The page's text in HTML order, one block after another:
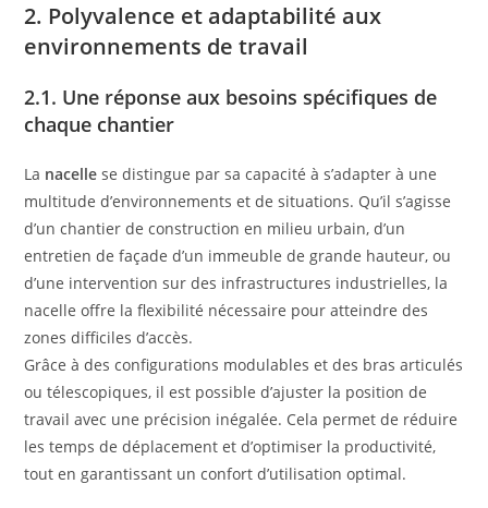
2. Polyvalence et adaptabilité aux
environnements de travail
2.1. Une réponse aux besoins spécifiques de
chaque chantier
La nacelle se distingue par sa capacité à s’adapter à une
multitude d’environnements et de situations. Qu’il s’agisse
d’un chantier de construction en milieu urbain, d’un
entretien de façade d’un immeuble de grande hauteur, ou
d’une intervention sur des infrastructures industrielles, la
nacelle offre la flexibilité nécessaire pour atteindre des
zones difficiles d’accès.
Grâce à des configurations modulables et des bras articulés
ou télescopiques, il est possible d’ajuster la position de
travail avec une précision inégalée. Cela permet de réduire
les temps de déplacement et d’optimiser la productivité,
tout en garantissant un confort d’utilisation optimal.